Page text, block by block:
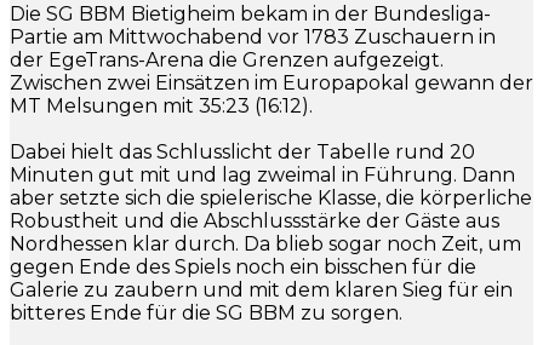
Die SG BBM Bietigheim bekam in der Bundesliga-
Partie am Mittwochabend vor 1783 Zuschauern in
der EgeTrans-Arena die Grenzen aufgezeigt.
Zwischen zwei Einsätzen im Europapokal gewann der
MT Melsungen mit 35:23 (16:12).
Dabei hielt das Schlusslicht der Tabelle rund 20
Minuten gut mit und lag zweimal in Führung. Dann
aber setzte sich die spielerische Klasse, die körperliche
Robustheit und die Abschlussstärke der Gäste aus
Nordhessen klar durch. Da blieb sogar noch Zeit, um
gegen Ende des Spiels noch ein bisschen für die
Galerie zu zaubern und mit dem klaren Sieg für ein
bitteres Ende für die SG BBM zu sorgen.